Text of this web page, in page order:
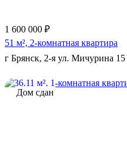
1 600 000 ₽
51 м², 2-комнатная квартира
г Брянск, 2-я ул. Мичурина 15
Дом сдан